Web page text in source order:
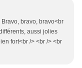
Bravo, bravo, bravo<br
aussi jolies
fort<br /> <br /> <br